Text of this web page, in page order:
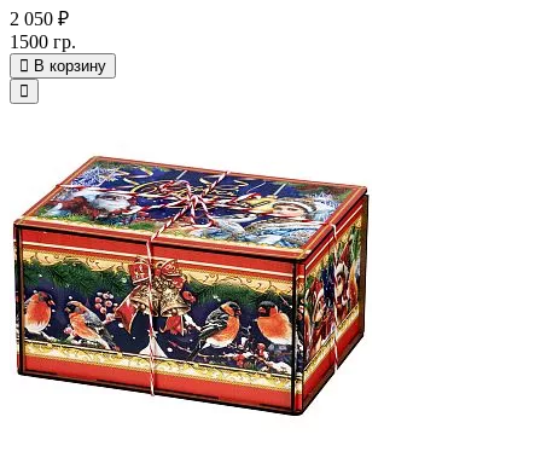
2 050 ₽
1500 гр.
В корзину